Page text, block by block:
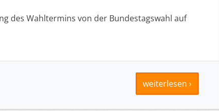
des Wahltermins von der Bundestagswahl auf
weiterlesen ›